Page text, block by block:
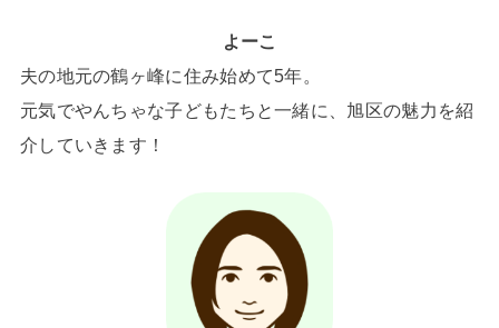
よーこ
夫の地元の鶴ヶ峰に住み始めて5年。
元気でやんちゃな子どもたちと一緒に、旭区の魅力を紹
介していきます！